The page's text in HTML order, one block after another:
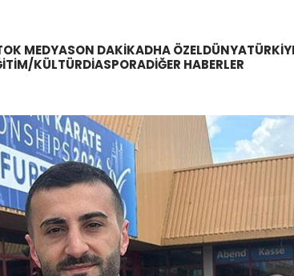
MEDYASON DAKIKADHA ÖZELDÜNYA
KÜLTÜRDIASPORADIĞER HABERLER